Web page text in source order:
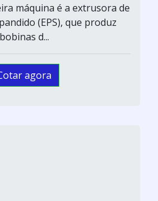
máquina é a extrusora de
(EPS), que produz
bobinas d...
agora